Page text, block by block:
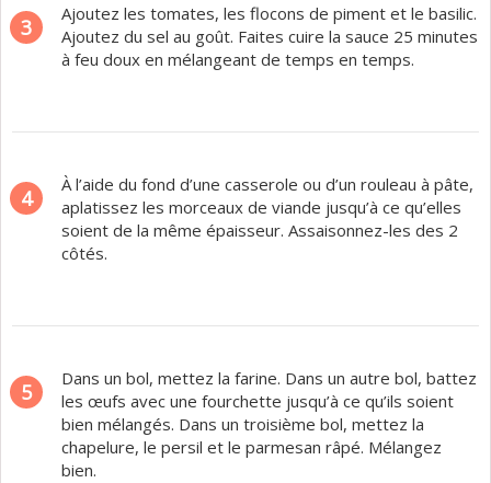
3
Ajoutez les tomates, les flocons de piment et le basilic.
Ajoutez du sel au goût. Faites cuire la sauce 25 minutes
à feu doux en mélangeant de temps en temps.
4
À l’aide du fond d’une casserole ou d’un rouleau à pâte,
aplatissez les morceaux de viande jusqu’à ce qu’elles
soient de la même épaisseur. Assaisonnez-les des 2
côtés.
5
Dans un bol, mettez la farine. Dans un autre bol, battez
les œufs avec une fourchette jusqu’à ce qu’ils soient
bien mélangés. Dans un troisième bol, mettez la
chapelure, le persil et le parmesan râpé. Mélangez
bien.